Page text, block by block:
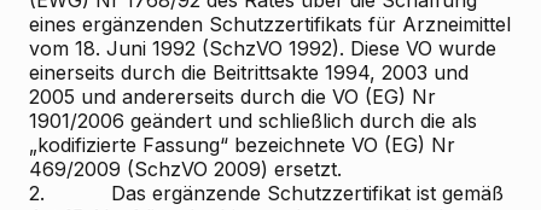
eines ergänzenden Schutzzertifikats für Arzneimittel
vom 18. Juni 1992 (SchzVO 1992). Diese VO wurde
einerseits durch die Beitrittsakte 1994, 2003 und
2005 und andererseits durch die VO (EG) Nr
1901/2006 geändert und schließlich durch die als
„kodifizierte Fassung“ bezeichnete VO (EG) Nr
469/2009 (SchzVO 2009) ersetzt.
2. Das ergänzende Schutzzertifikat ist gemäß